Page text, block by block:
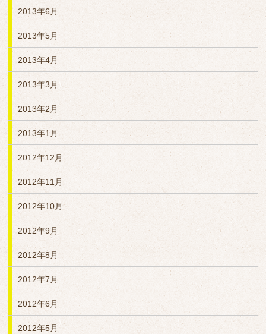
2013年6月
2013年5月
2013年4月
2013年3月
2013年2月
2013年1月
2012年12月
2012年11月
2012年10月
2012年9月
2012年8月
2012年7月
2012年6月
2012年5月